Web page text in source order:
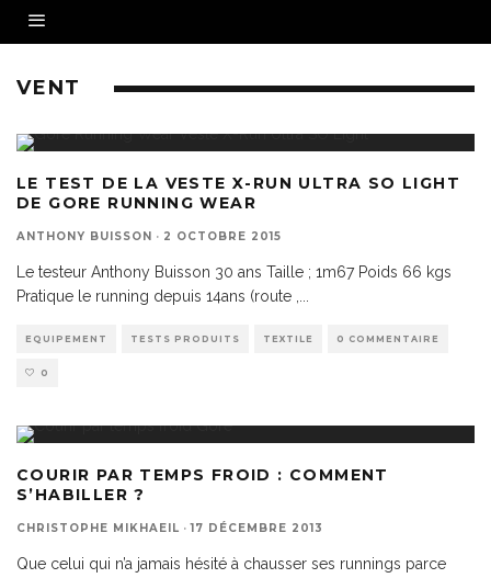
VENT
LE TEST DE LA VESTE X-RUN ULTRA SO LIGHT
DE GORE RUNNING WEAR
ANTHONY BUISSON · 2 OCTOBRE 2015
Le testeur Anthony Buisson 30 ans Taille ; 1m67 Poids 66 kgs
Pratique le running depuis 14ans (route ,
EQUIPEMENT TESTS PRODUITS TEXTILE 0 COMMENTAIRE
0
COURIR PAR TEMPS FROID : COMMENT
S’HABILLER ?
CHRISTOPHE MIKHAEIL · 17 DÉCEMBRE 2013
Que celui qui n’a jamais hésité à chausser ses runnings parce